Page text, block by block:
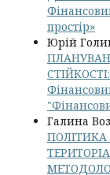
простір»
Юрій
Галина
ПОЛІТИКА